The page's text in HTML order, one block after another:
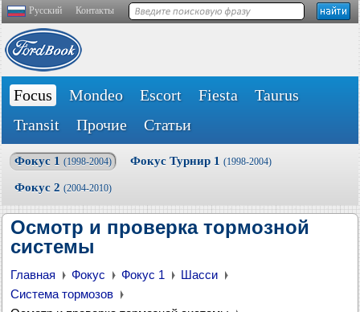
Русский Контакты
Focus Mondeo Escort Fiesta
Taurus
Transit
Прочие Статьи
Фокус 1 (1998-2004) Фокус Турнир 1 (1998-2004)
Фокус 2 (2004-2010)
Осмотр и проверка тормозной
системы
Главная Фокус Фокус 1
Шасси
Система тормозов